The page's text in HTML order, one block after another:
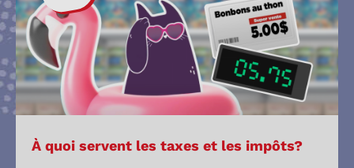
À quoi servent les taxes et les impôts?